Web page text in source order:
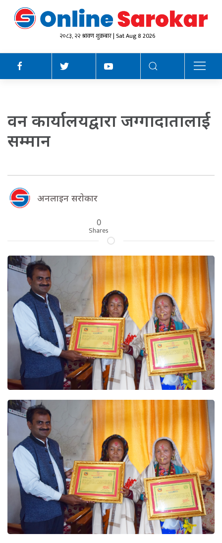
२०८३, २२ श्रावण शुक्रबार | Sat Aug 8 2026
वन कार्यालयद्वारा जग्गादातालाई
सम्मान
अनलाइन सराेकार
0
Shares